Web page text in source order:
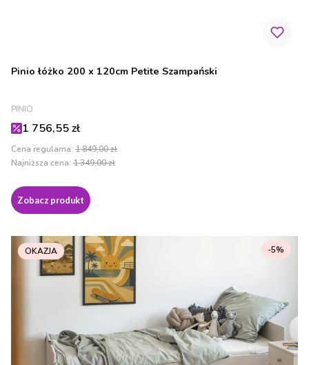
Pinio łóżko 200 x 120cm Petite Szampański
PRODUCENT
PINIO
Cena promocyjna
1 756,55 zł
Cena regularna: 1 849,00 zł
Najniższa cena: 1 349,00 zł
Zobacz produkt
OKAZJA -5%